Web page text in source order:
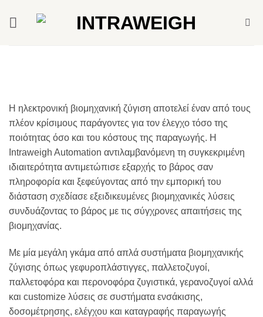
Η ηλεκτρονική βιομηχανική ζύγιση αποτελεί έναν από τους
πλέον κρίσιμους παράγοντες για τον έλεγχο τόσο της
ποιότητας όσο και του κόστους της παραγωγής. Η
Intraweigh Automation αντιλαμβανόμενη τη συγκεκριμένη
ιδιαιτερότητα αντιμετώπισε εξαρχής το βάρος σαν
πληροφορία και ξεφεύγοντας από την εμπορική του
διάσταση σχεδίασε εξειδικευμένες βιομηχανικές λύσεις
συνδυάζοντας το βάρος με τις σύγχρονες απαιτήσεις της
βιομηχανίας.
Με μία μεγάλη γκάμα από απλά συστήματα βιομηχανικής
ζύγισης όπως γεφυροπλάστιγγες, παλλετοζυγοί,
παλλετοφόρα και περονοφόρα ζυγιστικά, γερανοζυγοί αλλά
και customize λύσεις σε συστήματα ενσάκισης,
δοσομέτρησης, ελέγχου και καταγραφής παραγωγής